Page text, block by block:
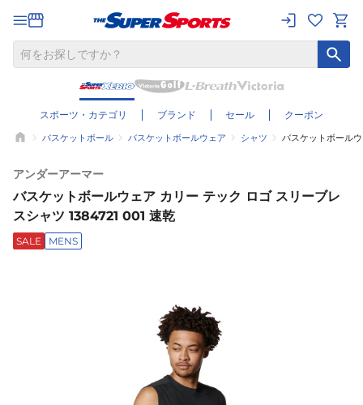
スポーツ・カテゴリ ブランド セール クーポン
バスケットボール バスケットボールウェア シャツ バスケットボール
アンダーアーマー
バスケットボールウェア カリー テック ロゴ スリーブレ
スシャツ 1384721 001 速乾
SALE MENS